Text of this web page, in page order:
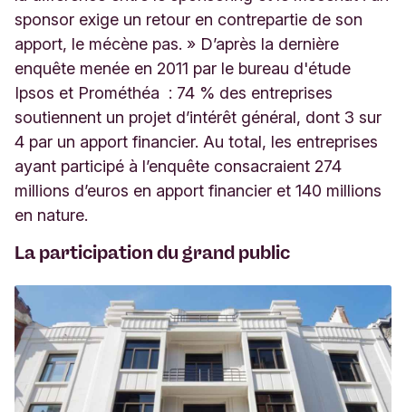
sponsor exige un retour en contrepartie de son
apport, le mécène pas. » D’après la dernière
enquête menée en 2011 par le bureau d'étude
Ipsos et Prométhéa : 74 % des entreprises
soutiennent un projet d’intérêt général, dont 3 sur
4 par un apport financier. Au total, les entreprises
ayant participé à l’enquête consacraient 274
millions d’euros en apport financier et 140 millions
en nature.
La participation du grand public